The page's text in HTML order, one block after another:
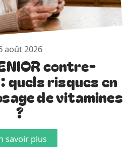
août 2026
contre-
quels risques en
de vitamines
?
savoir plus